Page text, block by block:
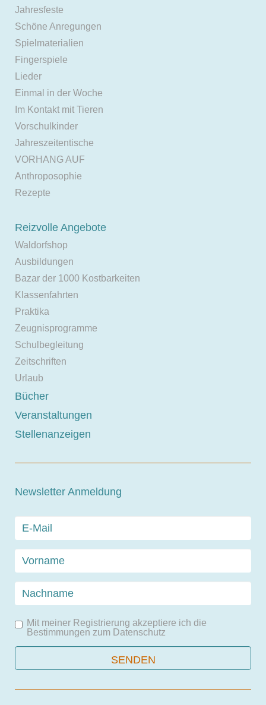
Jahresfeste
Schöne Anregungen
Spielmaterialien
Fingerspiele
Lieder
Einmal in der Woche
Im Kontakt mit Tieren
Vorschulkinder
Jahreszeitentische
VORHANG AUF
Anthroposophie
Rezepte
Reizvolle Angebote
Waldorfshop
Ausbildungen
Bazar der 1000 Kostbarkeiten
Klassenfahrten
Praktika
Zeugnisprogramme
Schulbegleitung
Zeitschriften
Urlaub
Bücher
Veranstaltungen
Stellenanzeigen
Newsletter Anmeldung
Mit meiner Registrierung akzeptiere ich die
Bestimmungen zum Datenschutz